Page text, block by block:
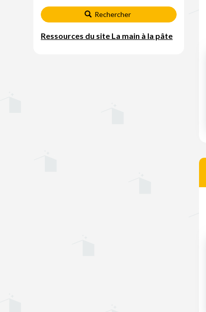
Rechercher
Ressources du site La main à la pâte